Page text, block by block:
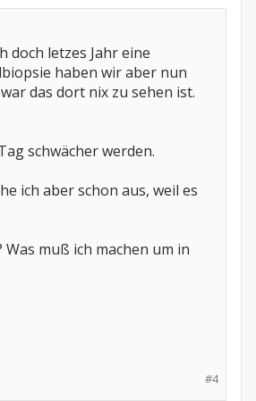
doch letzes Jahr eine
haben wir aber nun
das dort nix zu sehen ist.
schwächer werden.
ich aber schon aus, weil es
muß ich machen um in
#4